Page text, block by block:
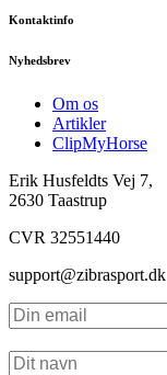
Kontaktinfo
Nyhedsbrev
Om os
Artikler
ClipMyHorse
Erik Husfeldts Vej 7,
2630 Taastrup
CVR 32551440
support@zibrasport.dk